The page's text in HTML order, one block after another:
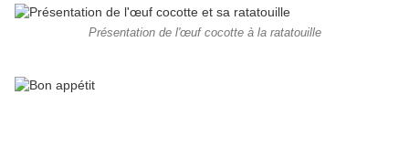
Présentation de l'œuf cocotte à la ratatouille